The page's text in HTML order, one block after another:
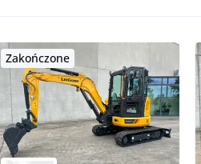
Zakończone